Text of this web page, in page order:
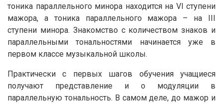
тоника параллельного минора находится на VI ступени
мажора, а тоника параллельного мажора – на III
ступени минора. Знакомство с количеством знаков и
параллельными тональностями начинается уже в
первом классе музыкальной школы.
Практически с первых шагов обучения учащиеся
получают представление и о модуляции в
параллельную тональность. В самом деле, до мажор и